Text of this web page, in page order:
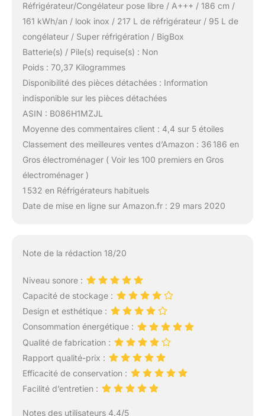
Réfrigérateur/Congélateur pose libre / A+++ / 186 cm /
161 kWh/an / look inox / 217 L de réfrigérateur / 95 L de
congélateur / Super réfrigération / BigBox
Batterie(s) / Pile(s) requise(s) : Non
Poids : 70,37 Kilogrammes
Disponibilité des pièces détachées : Information
indisponible sur les pièces détachées
ASIN : B086H1MZJL
Moyenne des commentaires client : 4,4 sur 5 étoiles
Classement des meilleures ventes d’Amazon : 36 186 en
Gros électroménager ( Voir les 100 premiers en Gros
électroménager )
1 532 en Réfrigérateurs habituels
Date de mise en ligne sur Amazon.fr : 29 mars 2020
Note de la rédaction 18/20
Niveau sonore :
Capacité de stockage :
Design et esthétique :
Consommation énergétique :
Qualité de fabrication :
Rapport qualité-prix :
Efficacité de conservation :
Facilité d’entretien :
Notes des utilisateurs 4.4/5